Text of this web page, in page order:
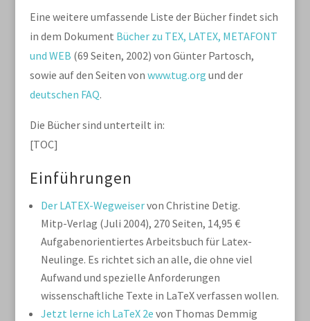
Eine weitere umfassende Liste der Bücher findet sich
in dem Dokument Bücher zu TEX, LATEX, METAFONT
und WEB (69 Seiten, 2002) von Günter Partosch,
sowie auf den Seiten von www.tug.org und der
deutschen FAQ.
Die Bücher sind unterteilt in:
[TOC]
Einführungen
Der LATEX-Wegweiservon Christine Detig.
Mitp-Verlag (Juli 2004), 270 Seiten, 14,95 €
Aufgabenorientiertes Arbeitsbuch für Latex-
Neulinge. Es richtet sich an alle, die ohne viel
Aufwand und spezielle Anforderungen
wissenschaftliche Texte in LaTeX verfassen wollen.
Jetzt lerne ich LaTeX 2e von Thomas Demmig